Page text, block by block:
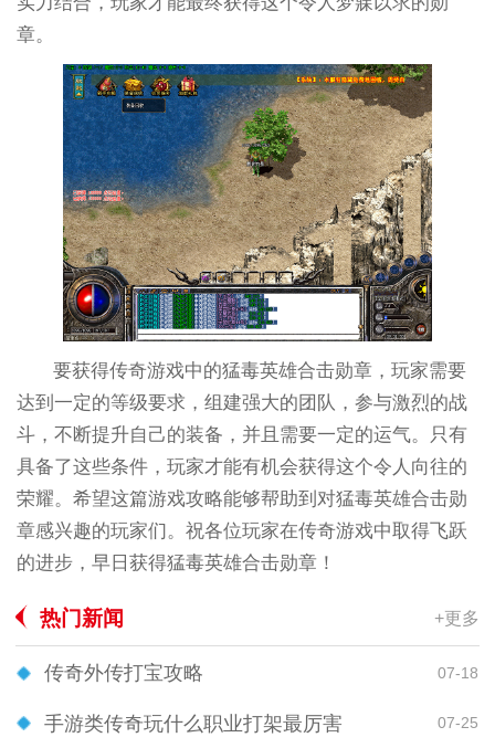
章。
要获得传奇游戏中的猛毒英雄合击勋章，玩家需要
达到一定的等级要求，组建强大的团队，参与激烈的战
斗，不断提升自己的装备，并且需要一定的运气。只有
具备了这些条件，玩家才能有机会获得这个令人向往的
荣耀。希望这篇游戏攻略能够帮助到对猛毒英雄合击勋
章感兴趣的玩家们。祝各位玩家在传奇游戏中取得飞跃
的进步，早日获得猛毒英雄合击勋章！
热门新闻 +更多
传奇外传打宝攻略 07-18
手游类传奇玩什么职业打架最厉害 07-25